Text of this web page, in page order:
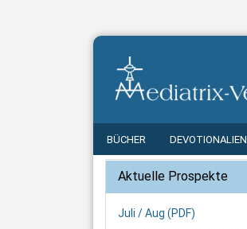
BÜCHER DEVOTIONALIEN
Aktuelle Prospekte
Juli / Aug (PDF)